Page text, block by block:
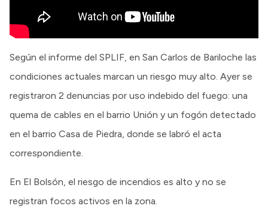
Según el informe del SPLIF, en San Carlos de Bariloche las
condiciones actuales marcan un riesgo muy alto. Ayer se
registraron 2 denuncias por uso indebido del fuego: una
quema de cables en el barrio Unión y un fogón detectado
en el barrio Casa de Piedra, donde se labró el acta
correspondiente.
En El Bolsón, el riesgo de incendios es alto y no se
registran focos activos en la zona.